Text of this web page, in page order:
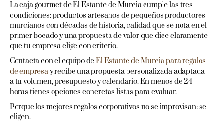
La caja gourmet de El Estante de Murcia cumple las tres
condiciones: productos artesanos de pequeños productores
murcianos con décadas de historia, calidad que se nota en el
primer bocado y una propuesta de valor que dice claramente
que tu empresa elige con criterio.
Contacta con el equipo deEl Estante de Murcia para regalos
de empresay recibe una propuesta personalizada adaptada
a tu volumen, presupuesto y calendario. En menos de 24
horas tienes opciones concretas listas para evaluar.
Porque los mejores regalos corporativos no se improvisan: se
eligen.